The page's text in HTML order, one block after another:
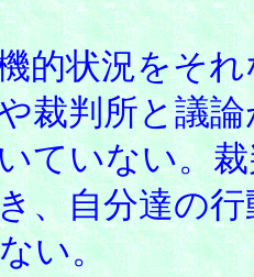
状況をそれ
裁判所と議
ていない。
、自分達の
い。